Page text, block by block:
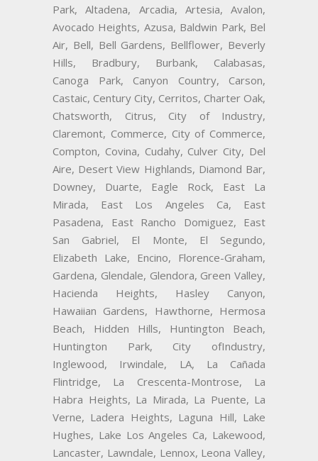
Park, Altadena, Arcadia, Artesia, Avalon,
Avocado Heights, Azusa, Baldwin Park, Bel
Air, Bell, Bell Gardens, Bellflower, Beverly
Hills, Bradbury, Burbank, Calabasas,
Canoga Park, Canyon Country, Carson,
Castaic, Century City, Cerritos, Charter Oak,
Chatsworth, Citrus, City of Industry,
Claremont, Commerce, City of Commerce,
Compton, Covina, Cudahy, Culver City, Del
Aire, Desert View Highlands, Diamond Bar,
Downey, Duarte, Eagle Rock, East La
Mirada, East Los Angeles Ca, East
Pasadena, East Rancho Domiguez, East
San Gabriel, El Monte, El Segundo,
Elizabeth Lake, Encino, Florence-Graham,
Gardena, Glendale, Glendora, Green Valley,
Hacienda Heights, Hasley Canyon,
Hawaiian Gardens, Hawthorne, Hermosa
Beach, Hidden Hills, Huntington Beach,
Huntington Park, City ofIndustry,
Inglewood, Irwindale, LA, La Cañada
Flintridge, La Crescenta-Montrose, La
Habra Heights, La Mirada, La Puente, La
Verne, Ladera Heights, Laguna Hill, Lake
Hughes, Lake Los Angeles Ca, Lakewood,
Lancaster, Lawndale, Lennox, Leona Valley,